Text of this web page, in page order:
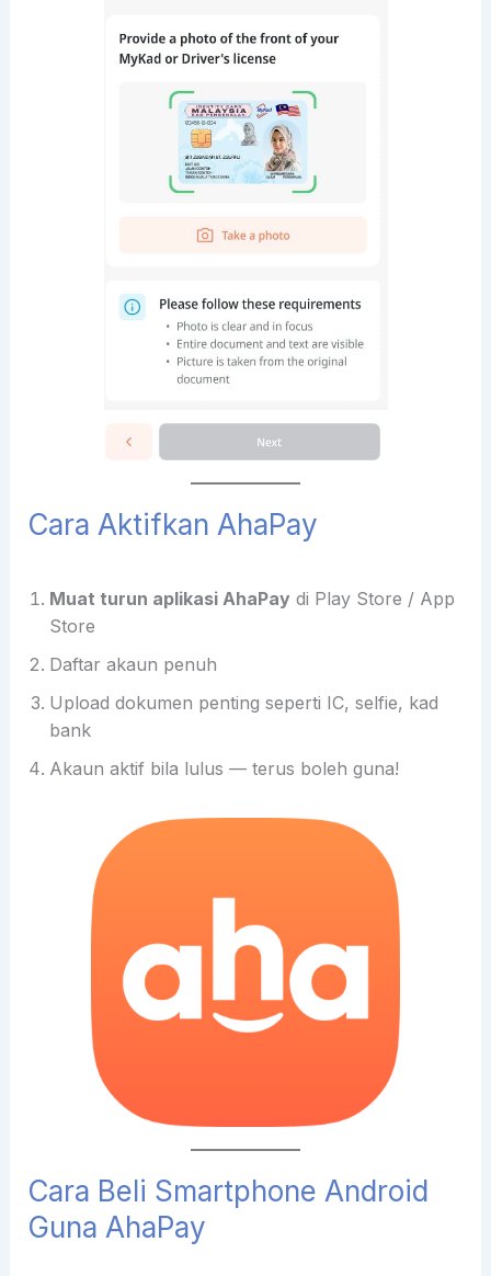
Cara Aktifkan AhaPay
Muat turun aplikasi AhaPaydi Play Store / App
Store
Daftar akaun penuh
Upload dokumen penting seperti IC, selfie, kad
bank
Akaun aktif bila lulus — terus boleh guna!
Cara Beli Smartphone Android
Guna AhaPay